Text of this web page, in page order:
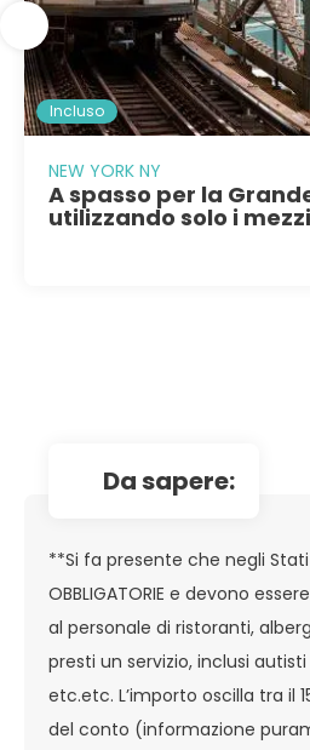
Incluso
NEW YORK NY
A spasso per la
utilizzando solo i
da sapere:
**Si fa presente che negli
OBBLIGATORIE e devono
al personale di ristoranti,
presti un servizio, inclusi
etc.etc. L’importo oscilla tra il
del conto (informazione